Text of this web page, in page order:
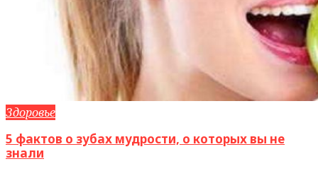
Здоровье
5 фактов о зубах мудрости, о которых вы не
знали